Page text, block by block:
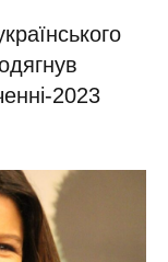
2023